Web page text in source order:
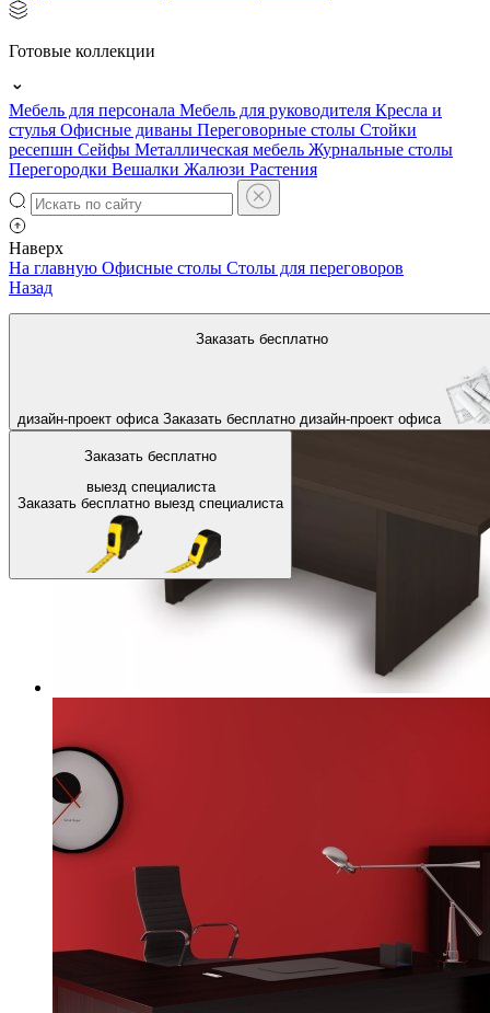
Готовые коллекции
Мебель для персонала Мебель для руководителя Кресла и
стулья Офисные диваны Переговорные столы Стойки
ресепшн Сейфы Металлическая мебель Журнальные столы
Перегородки Вешалки Жалюзи Растения
Наверх
Заказать бесплатно
дизайн-проект офиса Заказать бесплатно дизайн-проект офиса
Заказать бесплатно
выезд специалиста
Заказать бесплатно выезд специалиста
На главную Офисные столы Столы для переговоров
Назад